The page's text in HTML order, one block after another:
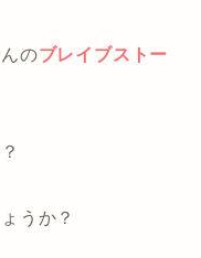
のブレイブストー
うか？